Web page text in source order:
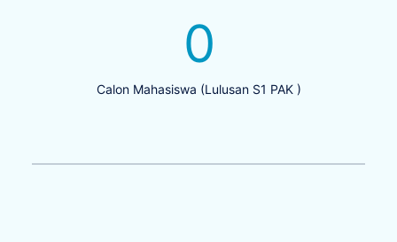
Calon Mahasiswa (Lulusan S1 PAK )
0